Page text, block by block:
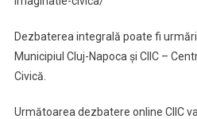
Dezbaterea integrală poate fi
Municipiul Cluj-Napoca și CIIC –
Civică.
Următoarea dezbatere online CIIC